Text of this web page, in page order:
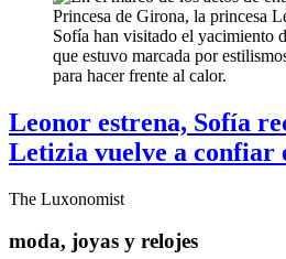
Leonor estrena, Sofía
Letizia vuelve a confiar
The Luxonomist
moda, joyas y relojes